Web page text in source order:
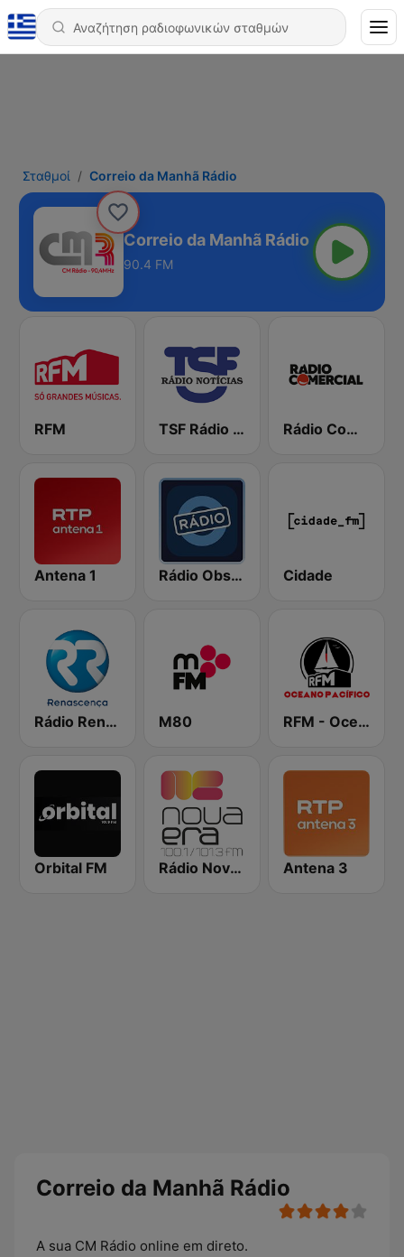
Σταθμοί Correio da Manhã Rádio
Correio da Manhã Rádio
90.4 FM
RFM TSF Rádio Notícias Rádio Comercial
Antena 1 Rádio Observador Cidade
Rádio Renascença M80 RFM - Oceano Pacífico Online
Orbital FM Rádio Nova Era Antena 3
Correio da Manhã Rádio
A sua CM Rádio online em direto.